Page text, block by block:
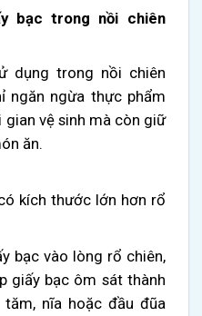
bạc trong nồi chiên
dụng trong nồi chiên
ngăn ngừa thực phẩm
vệ sinh mà còn giữ
ăn.
kích thước lớn hơn rổ
bạc vào lòng rổ chiên,
giấy bạc ôm sát thành
nĩa hoặc đầu đũa